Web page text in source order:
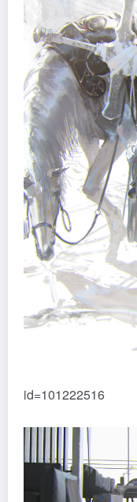
id=101222516